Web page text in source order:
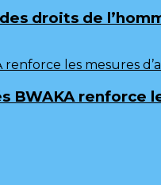
droits de
BWAKA renforce